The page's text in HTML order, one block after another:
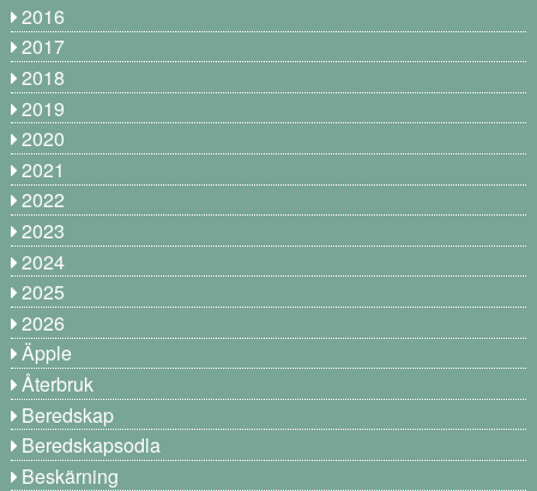
2016
2017
2018
2019
2020
2021
2022
2023
2024
2025
2026
Äpple
Återbruk
Beredskap
Beredskapsodla
Beskärning